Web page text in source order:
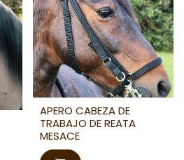
APERO CABEZA DE
TRABAJO DE REATA
MESACE